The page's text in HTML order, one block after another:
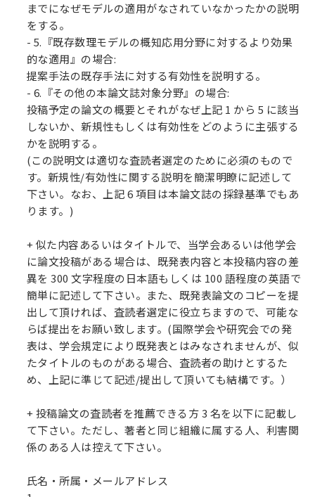
までになぜモデルの適用がなされていなかったかの説明
をする。
- 5.『既存数理モデルの概知応用分野に対するより効果
的な適用』の場合:
提案手法の既存手法に対する有効性を説明する。
- 6.『その他の本論文誌対象分野』の場合:
投稿予定の論文の概要とそれがなぜ上記 1 から 5 に該当
しないか、新規性もしくは有効性をどのように主張する
かを説明する。
(この説明文は適切な査読者選定のために必須のもので
す。新規性/有効性に関する説明を簡潔明瞭に記述して
下さい。なお、上記 6 項目は本論文誌の採録基準でもあ
ります。)
+ 似た内容あるいはタイトルで、当学会あるいは他学会
に論文投稿がある場合は、既発表内容と本投稿内容の差
異を 300 文字程度の日本語もしくは 100 語程度の英語で
簡単に記述して下さい。また、既発表論文のコピーを提
出して頂ければ、査読者選定に役立ちますので、可能な
らば提出をお願い致します。(国際学会や研究会での発
表は、学会規定により既発表とはみなされませんが、似
たタイトルのものがある場合、査読者の助けとするた
め、上記に準じて記述/提出して頂いても結構です。）
+ 投稿論文の査読者を推薦できる方 3 名を以下に記載し
て下さい。ただし、著者と同じ組織に属する人、利害関
係のある人は控えて下さい。
氏名・所属・メールアドレス